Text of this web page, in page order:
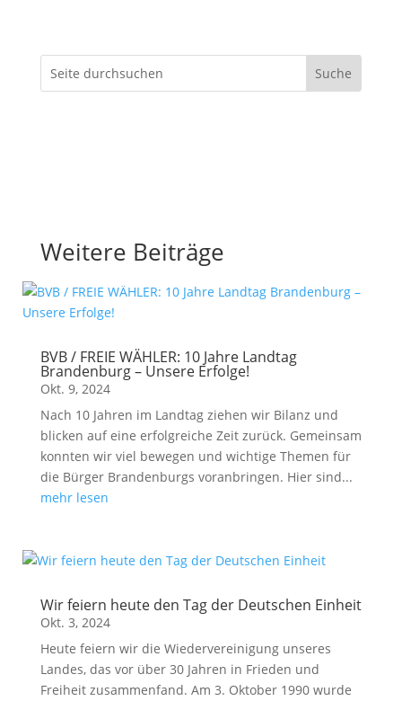
Weitere Beiträge
BVB / FREIE WÄHLER: 10 Jahre Landtag
Brandenburg – Unsere Erfolge!
Okt. 9, 2024
Nach 10 Jahren im Landtag ziehen wir Bilanz und
blicken auf eine erfolgreiche Zeit zurück. Gemeinsam
konnten wir viel bewegen und wichtige Themen für
die Bürger Brandenburgs voranbringen. Hier sind...
mehr lesen
Wir feiern heute den Tag der Deutschen Einheit
Okt. 3, 2024
Heute feiern wir die Wiedervereinigung unseres
Landes, das vor über 30 Jahren in Frieden und
Freiheit zusammenfand. Am 3. Oktober 1990 wurde